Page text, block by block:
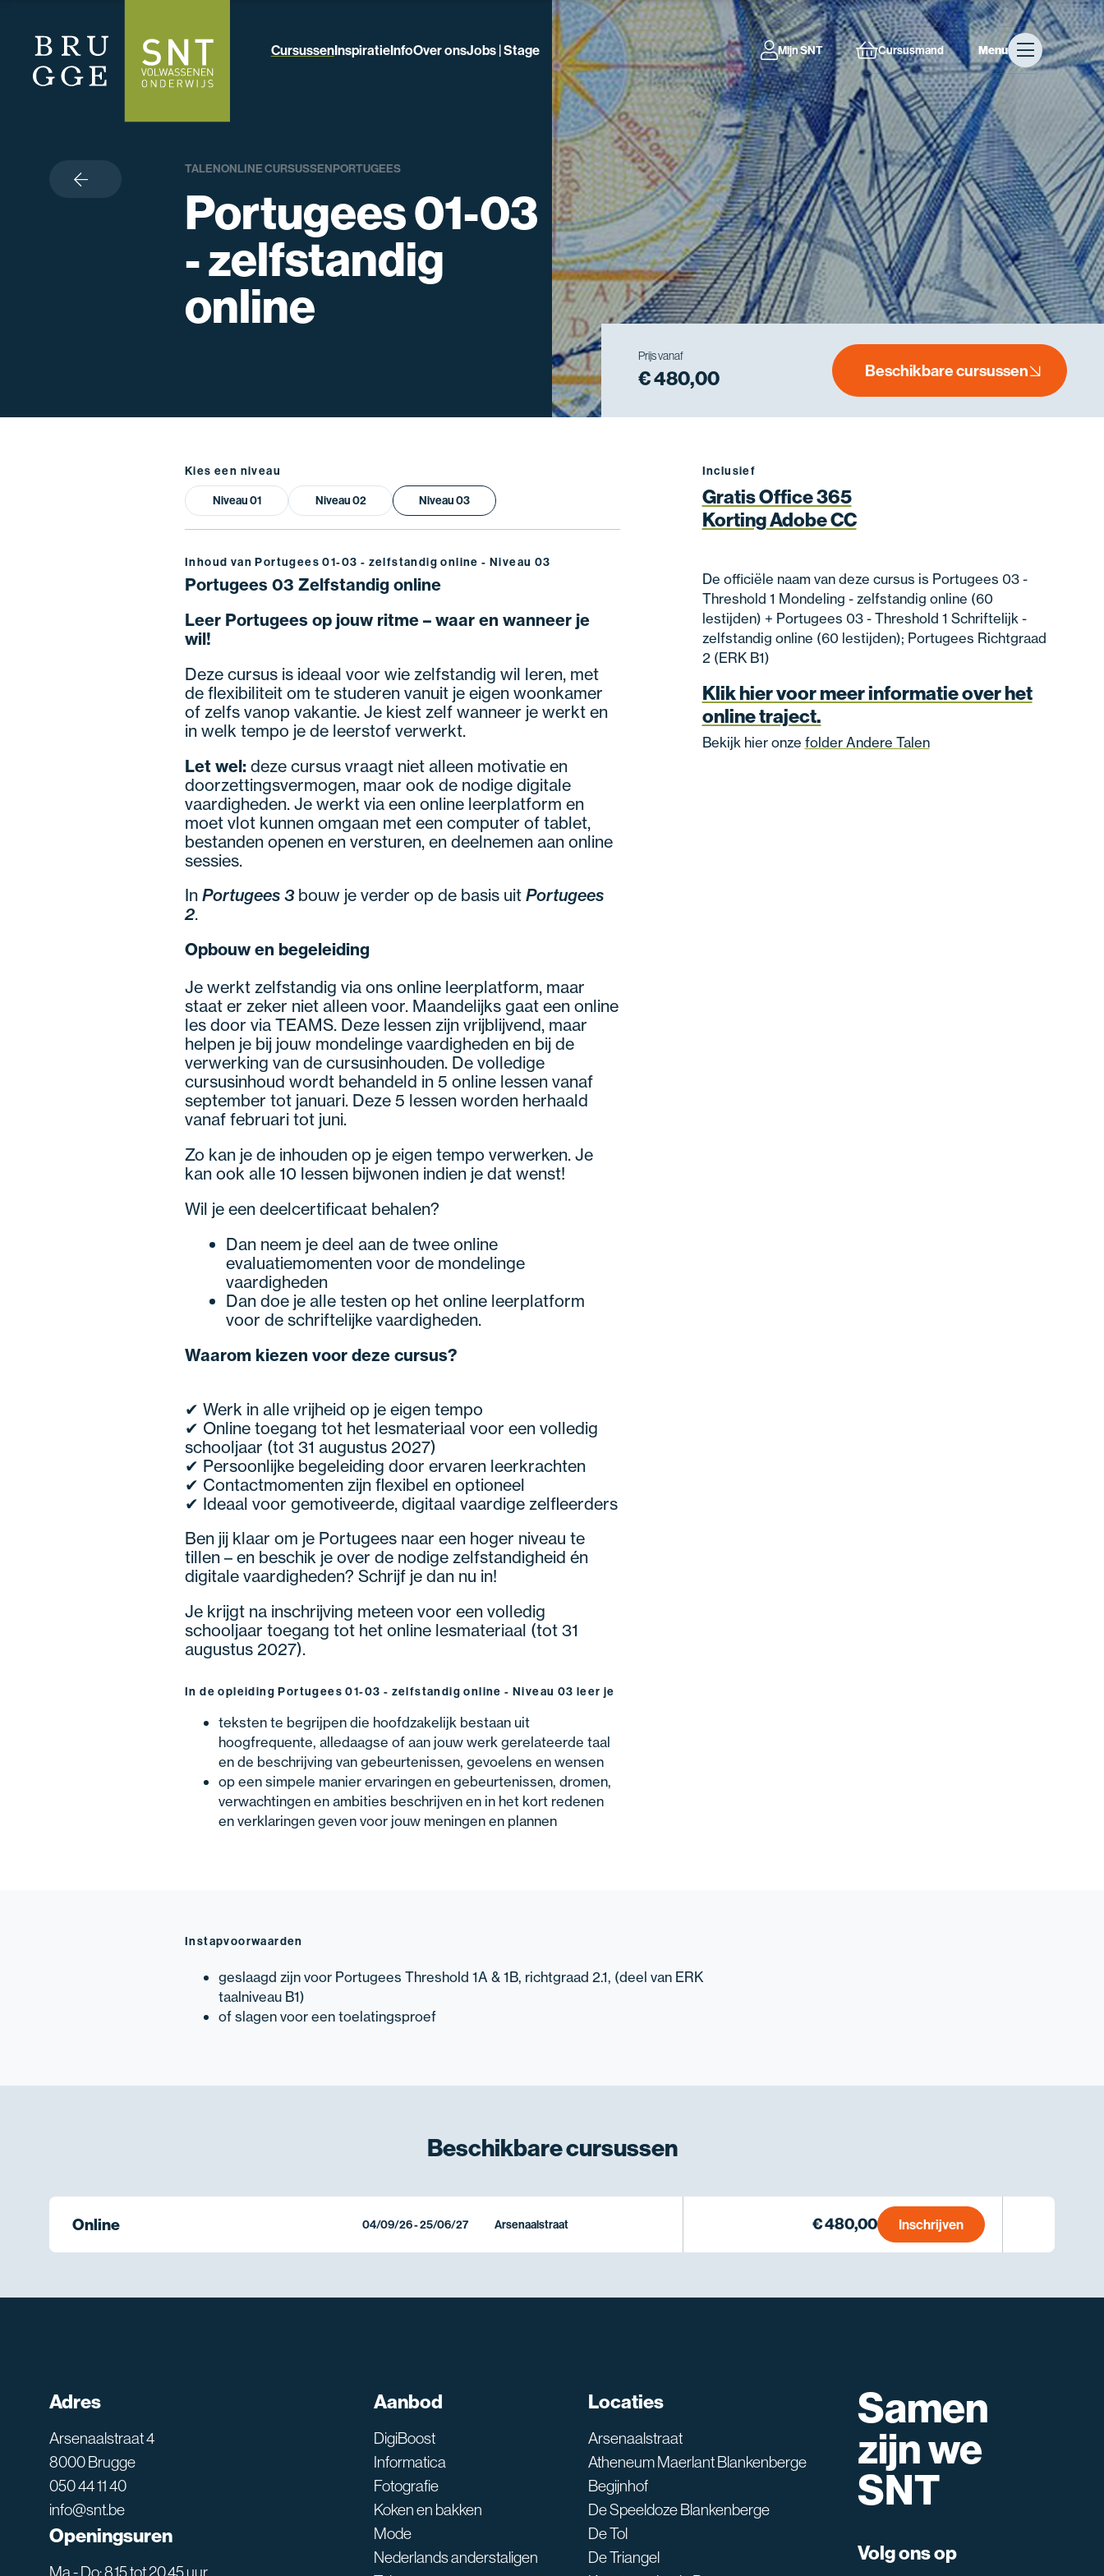
CursussenInspiratieInfoOver onsJobs | Stage Mijn SNT Cursusmand Menu
Prijs vanaf
€ 480,00 Beschikbare cursussen
TALENONLINE CURSUSSENPORTUGEES
Portugees 01-03
- zelfstandig
online
Kies een niveau
Niveau 01 Niveau 02 Niveau 03
Inhoud van Portugees 01-03 - zelfstandig online - Niveau 03
Portugees 03 Zelfstandig online
Leer Portugees op jouw ritme – waar en wanneer je
wil!
Deze cursus is ideaal voor wie zelfstandig wil leren, met
de flexibiliteit om te studeren vanuit je eigen woonkamer
of zelfs vanop vakantie. Je kiest zelf wanneer je werkt en
in welk tempo je de leerstof verwerkt.
Let wel: deze cursus vraagt niet alleen motivatie en
doorzettingsvermogen, maar ook de nodige digitale
vaardigheden. Je werkt via een online leerplatform en
moet vlot kunnen omgaan met een computer of tablet,
bestanden openen en versturen, en deelnemen aan online
sessies.
In Portugees 3bouw je verder op de basis uit Portugees
2.
Opbouw en begeleiding
Je werkt zelfstandig via ons online leerplatform, maar
staat er zeker niet alleen voor. Maandelijks gaat een online
les door via TEAMS. Deze lessen zijn vrijblijvend, maar
helpen je bij jouw mondelinge vaardigheden en bij de
verwerking van de cursusinhouden. De volledige
cursusinhoud wordt behandeld in 5 online lessen vanaf
september tot januari. Deze 5 lessen worden herhaald
vanaf februari tot juni.
Zo kan je de inhouden op je eigen tempo verwerken. Je
kan ook alle 10 lessen bijwonen indien je dat wenst!
Wil je een deelcertificaat behalen?
Dan neem je deel aan de twee online
evaluatiemomenten voor de mondelinge
vaardigheden
Dan doe je alle testen op het online leerplatform
voor de schriftelijke vaardigheden.
Waarom kiezen voor deze cursus?
✔ Werk in alle vrijheid op je eigen tempo
✔ Online toegang tot het lesmateriaal voor een volledig
schooljaar (tot 31 augustus 2027)
✔ Persoonlijke begeleiding door ervaren leerkrachten
✔ Contactmomenten zijn flexibel en optioneel
✔ Ideaal voor gemotiveerde, digitaal vaardige zelfleerders
Ben jij klaar om je Portugees naar een hoger niveau te
tillen – en beschik je over de nodige zelfstandigheid én
digitale vaardigheden? Schrijf je dan nu in!
Je krijgt na inschrijving meteen voor een volledig
schooljaar toegang tot het online lesmateriaal (tot 31
augustus 2027).
In de opleiding Portugees 01-03 - zelfstandig online - Niveau 03 leer je
teksten te begrijpen die hoofdzakelijk bestaan uit
hoogfrequente, alledaagse of aan jouw werk gerelateerde taal
en de beschrijving van gebeurtenissen, gevoelens en wensen
op een simpele manier ervaringen en gebeurtenissen, dromen,
verwachtingen en ambities beschrijven en in het kort redenen
en verklaringen geven voor jouw meningen en plannen
Inclusief
Gratis Office 365
Korting Adobe CC
De officiële naam van deze cursus is Portugees 03 -
Threshold 1 Mondeling - zelfstandig online (60
lestijden) + Portugees 03 - Threshold 1 Schriftelijk -
zelfstandig online (60 lestijden); Portugees Richtgraad
2 (ERK B1)
Klik hier voor meer informatie over het
online traject.
Bekijk hier onze folder Andere Talen
Instapvoorwaarden
geslaagd zijn voor Portugees Threshold 1A & 1B, richtgraad 2.1, (deel van ERK
taalniveau B1)
of slagen voor een toelatingsproef
Beschikbarecursussen
Online 04/09/26 - 25/06/27 Arsenaalstraat € 480,00 Inschrijven
Adres
Arsenaalstraat 4
8000 Brugge
050 44 11 40
info@snt.be
Openingsuren
Ma - Do: 8.15 tot 20.45 uur
Aanbod
DigiBoost
Informatica
Fotografie
Koken en bakken
Mode
Nederlands anderstaligen
Locaties
Arsenaalstraat
Atheneum Maerlant Blankenberge
Begijnhof
De Speeldoze Blankenberge
De Tol
De Triangel
Samen
zijn we
SNT
Volg ons op
SNT assistent